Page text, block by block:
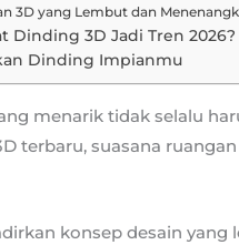
yang Lembut dan
Dinding 3D Jadi Tren 2026?
Dinding Impianmu
menarik tidak selalu
terbaru, suasana
konsep desain